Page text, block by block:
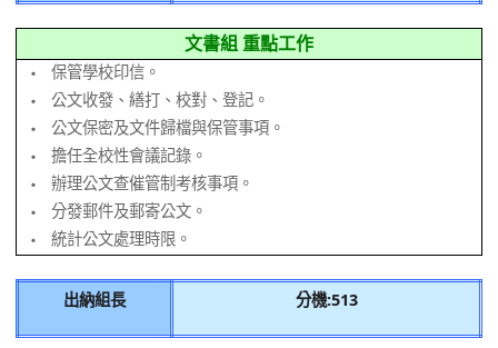
文書組 重點工作
‧
保管學校印信。
‧ 公文收發、繕打、校對、登記。
‧ 公文保密及文件歸檔與保管事項。
‧ 擔任全校性會議記錄。
‧ 辦理公文查催管制考核事項。
‧ 分發郵件及郵寄公文。
‧ 統計公文處理時限。
出納組長 分機:513